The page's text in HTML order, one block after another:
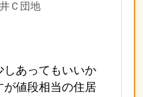
Ｃ団地
しあってもいいか
が値段相当の住居